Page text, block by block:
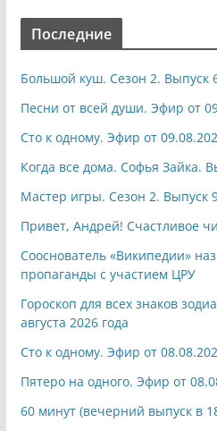
Последние
Большой куш. Сезон 2. Выпуск
Песни от всей души. Эфир от
Сто к одному. Эфир от
Когда все дома. Софья Зайка.
Мастер игры. Сезон 2. Выпуск
Привет, Андрей! Счастливое
Сооснователь «Википедии»
пропаганды с участием ЦРУ
Гороскоп для всех знаков
августа 2026 года
Сто к одному. Эфир от
Пятеро на одного. Эфир от
60 минут (вечерний выпуск в